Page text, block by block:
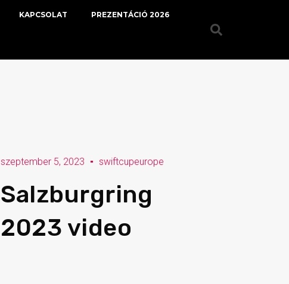
KAPCSOLAT PREZENTÁCIÓ 2026
szeptember 5, 2023 swiftcupeurope
Salzburgring
2023 video